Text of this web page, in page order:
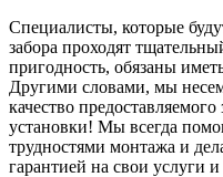
Специалисты, которые
забора проходят
пригодность, обязаны
Другими словами, мы несем
качество предоставляемого
установки! Мы всегда
трудностями монтажа и
гарантией на свои услуги